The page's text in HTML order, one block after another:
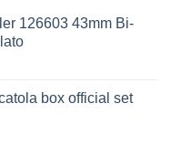
126603 43mm Bi-
box official set